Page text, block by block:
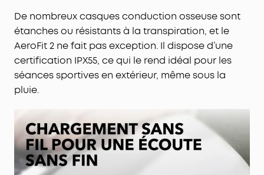
De nombreux casques conduction osseuse sont
étanches ou résistants à la transpiration, et le
AeroFit 2 ne fait pas exception. Il dispose d’une
certification IPX55, ce qui le rend idéal pour les
séances sportives en extérieur, même sous la
pluie.